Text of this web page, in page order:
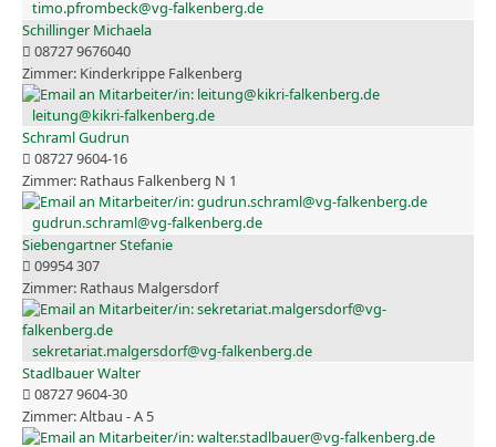
timo.pfrombeck@vg-falkenberg.de
Schillinger Michaela
08727 9676040
Kinderkrippe Falkenberg
leitung@kikri-falkenberg.de
Schraml Gudrun
08727 9604-16
Rathaus Falkenberg N 1
gudrun.schraml@vg-falkenberg.de
Siebengartner Stefanie
09954 307
Rathaus Malgersdorf
sekretariat.malgersdorf@vg-falkenberg.de
Stadlbauer Walter
08727 9604-30
Altbau - A 5